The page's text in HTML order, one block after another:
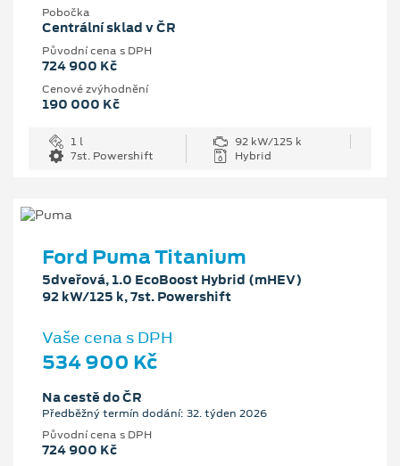
Pobočka
Centrální sklad v ČR
Původní cena s DPH
724 900 Kč
Cenové zvýhodnění
190 000 Kč
1 l
92 kW/125 k
7st. Powershift
Hybrid
Ford Puma Titanium
5dveřová, 1.0 EcoBoost Hybrid (mHEV)
92 kW/125 k, 7st. Powershift
Vaše cena s DPH
534 900 Kč
Na cestě do ČR
Předběžný termín dodání: 32. týden 2026
Původní cena s DPH
724 900 Kč